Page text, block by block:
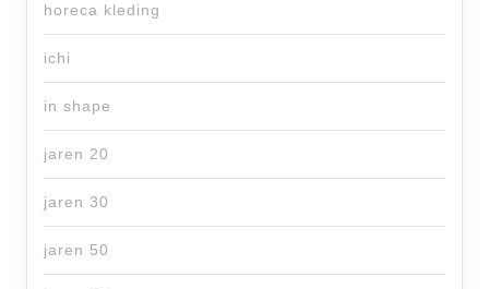
horeca kleding
ichi
in shape
jaren 20
jaren 30
jaren 50